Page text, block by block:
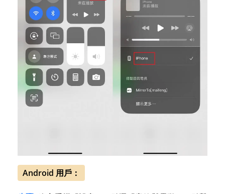
Android 用戶：